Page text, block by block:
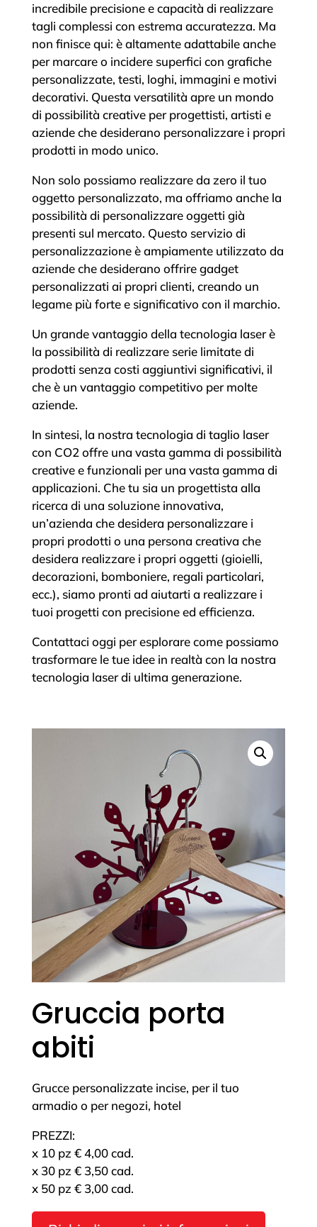
incredibile precisione e capacità di realizzare
tagli complessi con estrema accuratezza. Ma
non finisce qui: è altamente adattabile anche
per marcare o incidere superfici con grafiche
personalizzate, testi, loghi, immagini e motivi
decorativi. Questa versatilità apre un mondo
di possibilità creative per progettisti, artisti e
aziende che desiderano personalizzare i propri
prodotti in modo unico.
Non solo possiamo realizzare da zero il tuo
oggetto personalizzato, ma offriamo anche la
possibilità di personalizzare oggetti già
presenti sul mercato. Questo servizio di
personalizzazione è ampiamente utilizzato da
aziende che desiderano offrire gadget
personalizzati ai propri clienti, creando un
legame più forte e significativo con il marchio.
Un grande vantaggio della tecnologia laser è
la possibilità di realizzare serie limitate di
prodotti senza costi aggiuntivi significativi, il
che è un vantaggio competitivo per molte
aziende.
In sintesi, la nostra tecnologia di taglio laser
con CO2 offre una vasta gamma di possibilità
creative e funzionali per una vasta gamma di
applicazioni. Che tu sia un progettista alla
ricerca di una soluzione innovativa,
un’azienda che desidera personalizzare i
propri prodotti o una persona creativa che
desidera realizzare i propri oggetti (gioielli,
decorazioni, bomboniere, regali particolari,
ecc.), siamo pronti ad aiutarti a realizzare i
tuoi progetti con precisione ed efficienza.
Contattaci oggi per esplorare come possiamo
trasformare le tue idee in realtà con la nostra
tecnologia laser di ultima generazione.
Gruccia porta
abiti
Grucce personalizzate incise, per il tuo
armadio o per negozi, hotel
PREZZI:
x 10 pz € 4,00 cad.
x 30 pz € 3,50 cad.
x 50 pz € 3,00 cad.